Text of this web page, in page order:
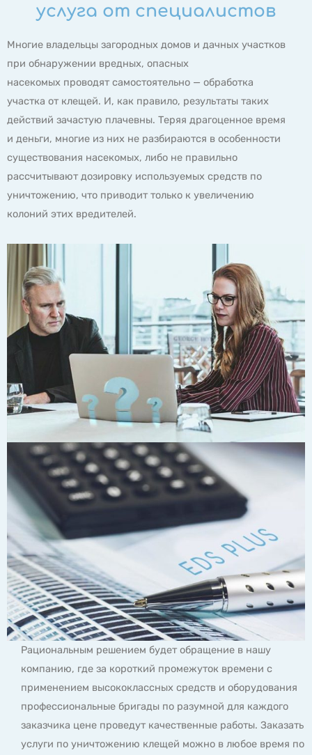
услуга от специалистов
Многие владельцы загородных домов и дачных участков
при обнаружении вредных, опасных
насекомых проводят самостоятельно — обработка
участка от клещей. И, как правило, результаты таких
действий зачастую плачевны. Теряя драгоценное время
и деньги, многие из них не разбираются в особенности
существования насекомых, либо не правильно
рассчитывают дозировку используемых средств по
уничтожению, что приводит только к увеличению
колоний этих вредителей.
Рациональным решением будет обращение в нашу
компанию, где за короткий промежуток времени с
применением высококлассных средств и оборудования
профессиональные бригады по разумной для каждого
заказчика цене проведут качественные работы. Заказать
услуги по уничтожению клещей можно в любое время по